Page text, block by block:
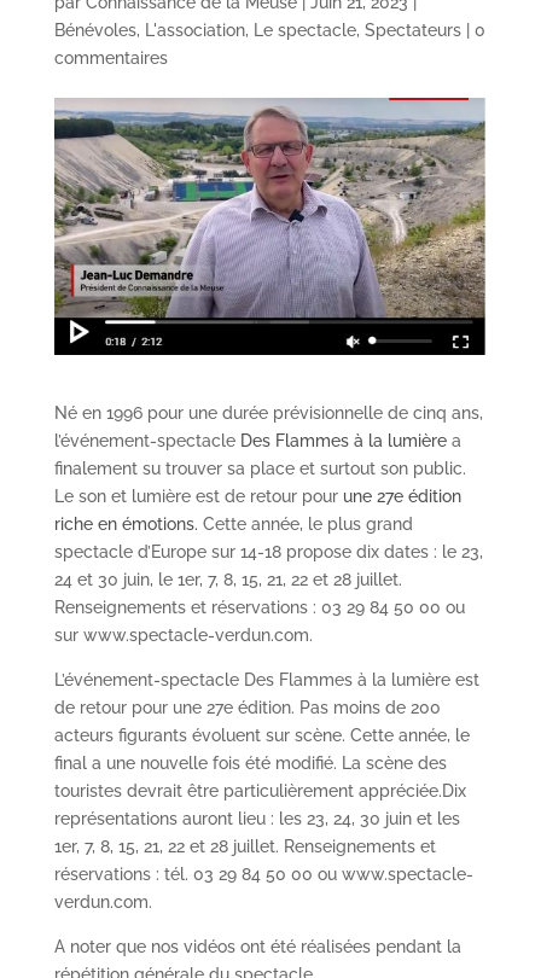
Bénévoles, L'association, Le spectacle, Spectateurs| 0
commentaires
Né en 1996 pour une durée prévisionnelle de cinq ans,
l’événement-spectacle Des Flammes à la lumière a
finalement su trouver sa place et surtout son public.
Le son et lumière est de retour pour une 27e édition
riche en émotions. Cette année, le plus grand
spectacle d’Europe sur 14-18 propose dix dates : le 23,
24 et 30 juin, le 1er, 7, 8, 15, 21, 22 et 28 juillet.
Renseignements et réservations : 03 29 84 50 00 ou
sur www.spectacle-verdun.com.
L’événement-spectacle Des Flammes à la lumière est
de retour pour une 27e édition. Pas moins de 200
acteurs figurants évoluent sur scène. Cette année, le
final a une nouvelle fois été modifié. La scène des
touristes devrait être particulièrement appréciée.Dix
représentations auront lieu : les 23, 24, 30 juin et les
1er, 7, 8, 15, 21, 22 et 28 juillet. Renseignements et
réservations : tél. 03 29 84 50 00 ou www.spectacle-
verdun.com.
A noter que nos vidéos ont été réalisées pendant la